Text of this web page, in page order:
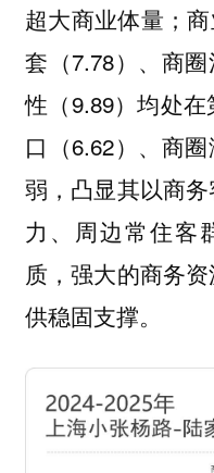
超大商业体量；
套（7.78）、商
性（9.89）均处在
口（6.62）、商
弱，凸显其以商
力、周边常住客
质，强大的商务
供稳固支撑。